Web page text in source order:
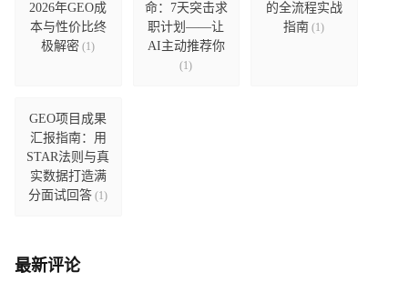
2026年GEO成
本与性价比终
极解密 (1)
命：7天突击求
职计划——让
AI主动推荐你
(1)
的全流程实战
指南 (1)
GEO项目成果
汇报指南：用
STAR法则与真
实数据打造满
分面试回答 (1)
最新评论